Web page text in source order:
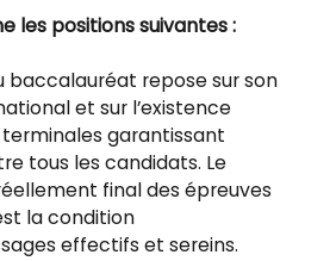
les positions suivantes :
baccalauréat repose sur son
et sur l’existence
terminales garantissant
tous les candidats. Le
final des épreuves
la condition
effectifs et sereins.